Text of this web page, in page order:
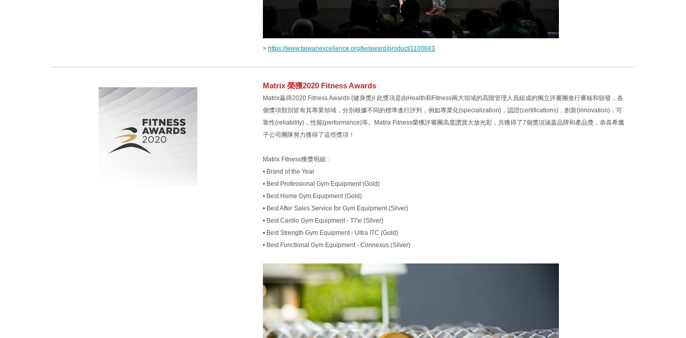
> https://www.taiwanexcellence.org/tw/award/product/1100683
Matrix 榮獲2020 Fitness Awards
Matrix贏得2020 Fitness Awards (健身獎)! 此獎項是由Health和Fitness兩大領域的高階管理人員組成的獨立評審團進行審核和頒發，各
個獎項類別皆有其專業領域，分別根據不同的標準進行評判，例如專業化(specialization)，認證(certifications)，創新(innovation)，可
靠性(reliability)，性能(performance)等。Matrix Fitness榮獲評審團高度讚賞大放光彩，共獲得了7個獎項涵蓋品牌和產品獎，恭喜希臘
子公司團隊努力獲得了這些獎項！
Matrix Fitness獲獎明細 :
• Brand of the Year
• Best Professional Gym Equipment (Gold)
• Best Home Gym Equipment (Gold)
• Best After Sales Service for Gym Equipment (Silver)
• Best Cardio Gym Equipment - T7xi (Silver)
• Best Strength Gym Equipment - Ultra ITC (Gold)
• Best Functional Gym Equipment - Connexus (Silver)